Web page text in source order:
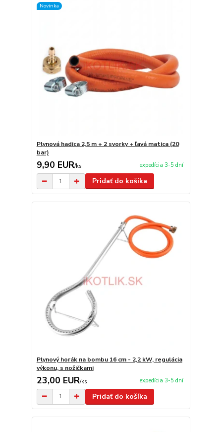
Novinka
Plynová hadica 2,5 m + 2 svorky + ľavá matica (20
bar)
9,90 EUR/ks expedícia 3-5 dní
Pridať do košíka
Plynový horák na bombu 16 cm - 2,2 kW, regulácia
výkonu, s nožičkami
23,00 EUR/ks expedícia 3-5 dní
Pridať do košíka